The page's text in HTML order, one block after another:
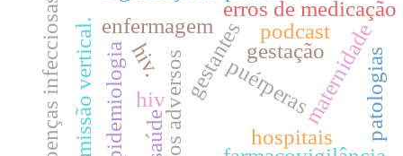
gestantespuérperasmaternidade
erros de medicação
hospitais
enfermagem
hiv
gestação
transmissão vertical.
doenças infecciosas hiv.
saúde
podcast
epidemiologia patologias